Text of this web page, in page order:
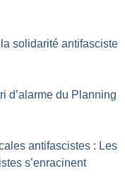
solidarité antifasciste
d’alarme du Planning
antifascistes : Les
s’enracinent